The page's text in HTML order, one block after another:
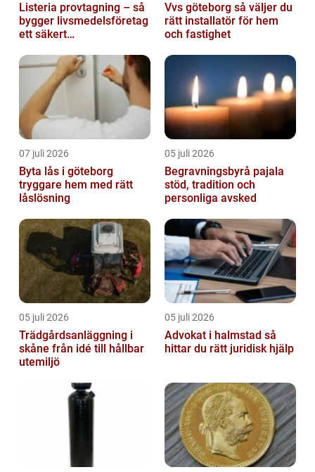
Listeria provtagning – så
bygger livsmedelsföretag
ett säkert
Vvs göteborg så väljer du
rätt installatör för hem
och fastighet
07 juli 2026
Byta lås i göteborg
tryggare hem med rätt
låslösning
05 juli 2026
Begravningsbyrå pajala
stöd, tradition och
personliga avsked
05 juli 2026
Trädgårdsanläggning i
skåne från idé till hållbar
utemiljö
05 juli 2026
Advokat i halmstad så
hittar du rätt juridisk hjälp